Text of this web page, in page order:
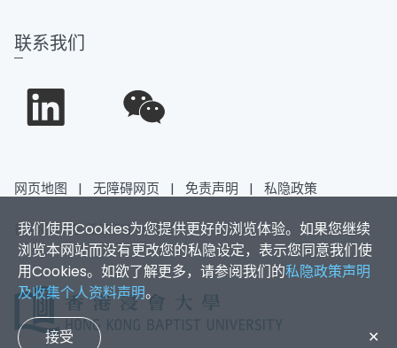
我们使用Cookies为您提供更好的浏览体验。如果您继续
浏览本网站而没有更改您的私隐设定，表示您同意我们使
用Cookies。如欲了解更多，请参阅我们的私隐政策声明
及收集个人资料声明。
接受 ✕
联系我们
网页地图 | 无障碍网页 | 免责声明 | 私隐政策
香港浸会大学 版权所有 © 2026